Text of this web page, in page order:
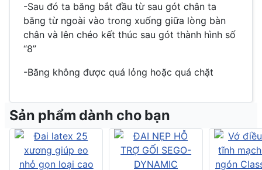
-Sau đó ta băng bắt đầu từ sau gót chân ta
băng từ ngoài vào trong xuống giữa lòng bàn
chân và lên chéo kết thúc sau gót thành hình số
“8”
-Băng không được quá lỏng hoặc quá chặt
Sản phẩm dành cho bạn